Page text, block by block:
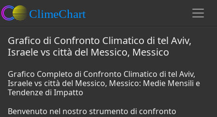
Grafico di Confronto Climatico di tel Aviv,
Israele vs città del Messico, Messico
Grafico Completo di Confronto Climatico di tel Aviv,
Israele vs città del Messico, Messico: Medie Mensili e
Tendenze di Impatto
Benvenuto nel nostro strumento di confronto